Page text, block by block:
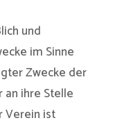
und
im Sinne
Zwecke der
ihre Stelle
Verein ist